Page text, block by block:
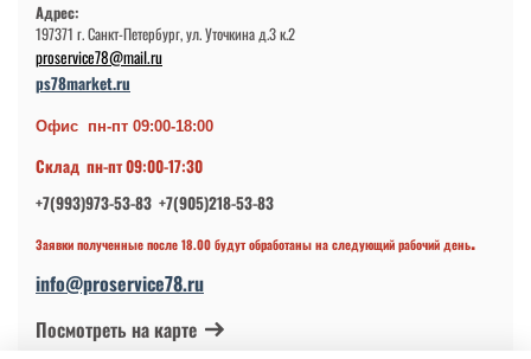
Адрес:
197371 г. Санкт-Петербург, ул. Уточкина д.3 к.2
proservice78@mail.ru
ps78market.ru
Офис пн-пт 09:00-18:00
Склад пн-пт 09:00-17:30
+7(993)973-53-83 +7(905)218-53-83
Заявки полученные после 18.00 будут обработаны на следующий рабочий день.
info@proservice78.ru
Посмотреть на карте